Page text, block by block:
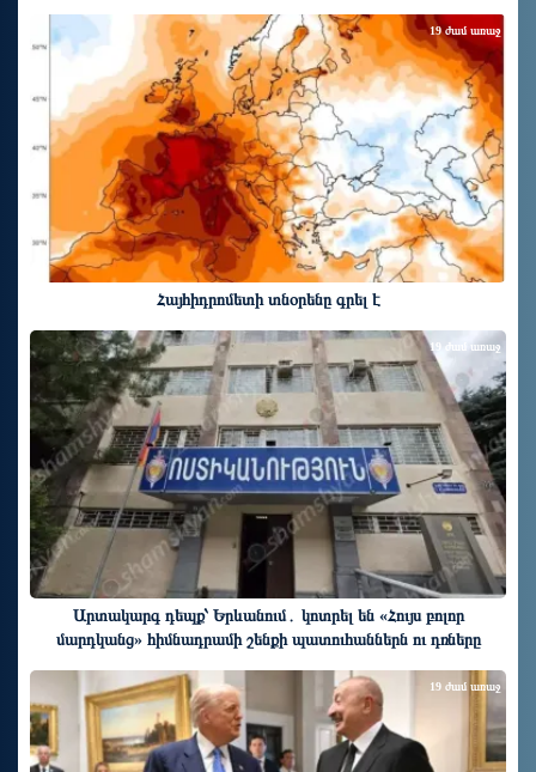
Հայհիդրոմետի տնօրենը գրել է
19 ժամ առաջ
Արտակարգ դեպք՝ Երևանում․ կոտրել են «Հույս բոլոր
մարդկանց» հիմնադրամի շենքի պատուհաններն ու դռները
19 ժամ առաջ
19 ժամ առաջ